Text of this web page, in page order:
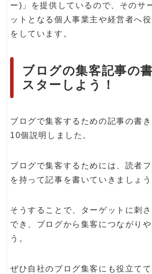
ー)」を提供しているので、そのサ
ットとなる個人事業主や経営者へ
をしています。
ブログの集客記事の
スターしよう！
ブログで集客するための記事の書
10個説明しました。
ブログで集客するためには、読者
を持って記事を書いていきましょう
そうすることで、ターゲットに刺
でき、ブログから集客につながり
う。
ぜひ自社のブログ集客にも役立てて